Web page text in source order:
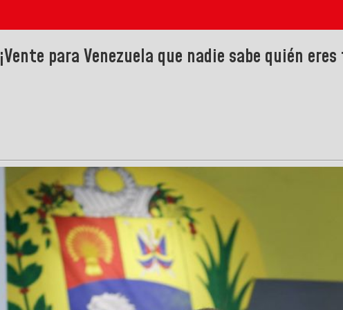
para Venezuela que nadie sabe quién